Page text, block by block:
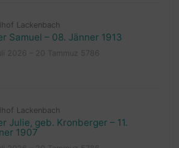
Lackenbach
Samuel – 08. Jänner 1913
Lackenbach
Julie, geb. Kronberger – 11.
1907